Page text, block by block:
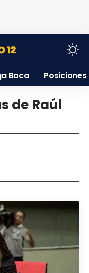
Boca Posiciones
de Raúl